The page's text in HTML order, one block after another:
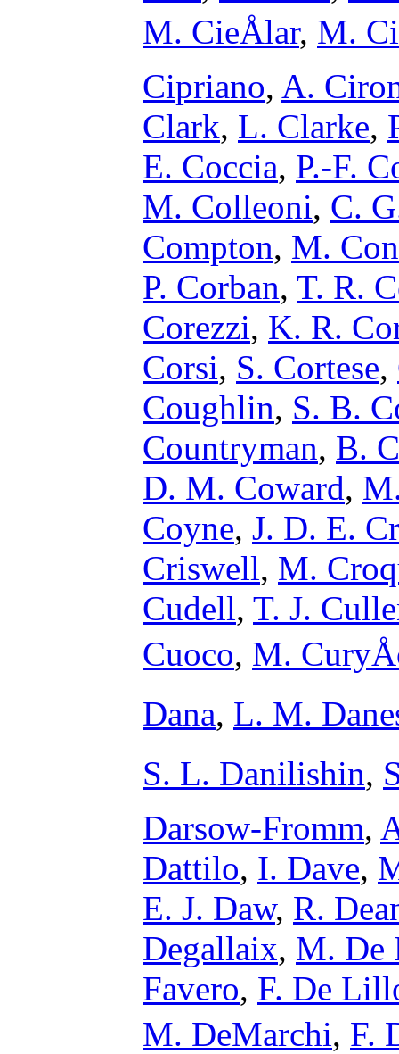
M. CieÅlar, M.
Cipriano, A.
Clark, L. Clarke,
E. Coccia, P.-F.
M. Colleoni, C.
Compton, M.
P. Corban, T. R.
Corezzi, K. R.
Corsi, S. Cortese,
Coughlin, S. B.
Countryman, B.
D. M. Coward,
Coyne, J. D. E.
Criswell, M.
Cudell, T. J.
Cuoco, M.
Dana, L. M.
S. L. Danilishin,
Darsow-Fromm,
Dattilo, I. Dave,
E. J. Daw, R.
Degallaix, M. De
Favero, F. De
M. DeMarchi, F.